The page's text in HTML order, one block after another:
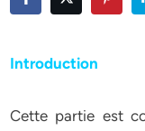
Introduction
Cette partie est